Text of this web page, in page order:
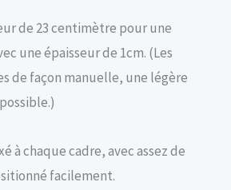
de 23 centimètre pour une
une épaisseur de 1cm. (Les
de façon manuelle, une légère
à chaque cadre, avec assez de
facilement.